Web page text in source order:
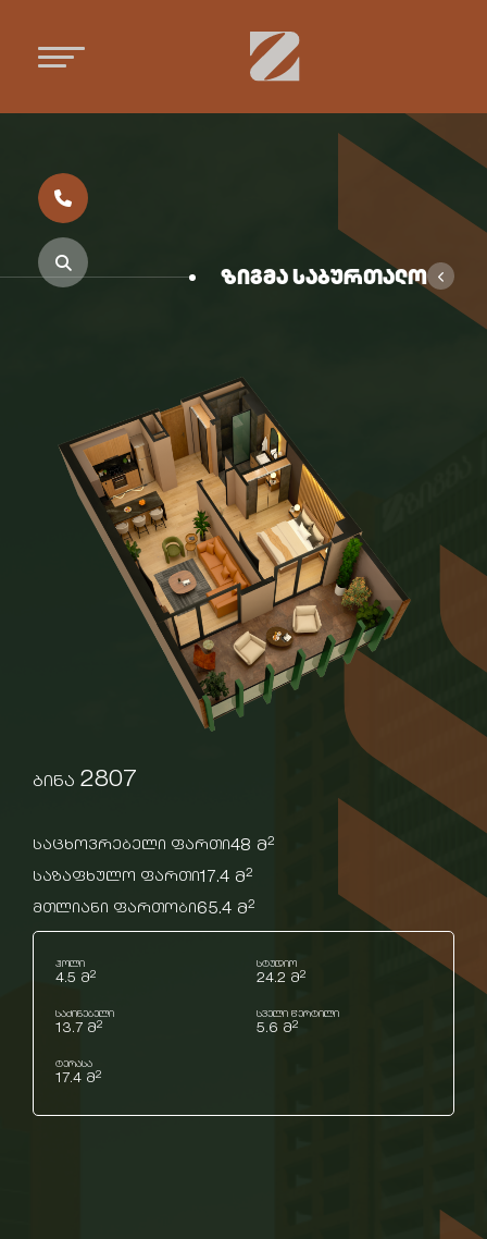
ზიგმა საბურთალო
ბინა 2807
საცხოვრებელი ფართი48 მ2
საზაფხულო ფართი17.4 მ2
მთლიანი ფართობი65.4 მ2
ჰოლი
4.5 მ2
სტუდიო
24.2 მ2
საძინებელი
13.7 მ2
სველი წერტილი
5.6 მ2
ტერასა
17.4 მ2